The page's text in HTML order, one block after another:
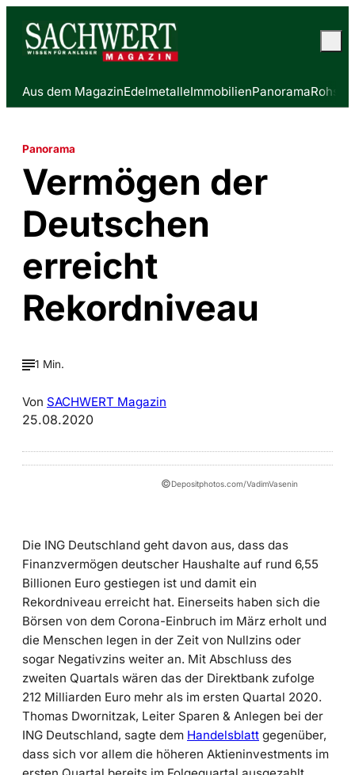
Aus dem MagazinEdelmetalleImmobilienPanorama
Panorama
Vermögen der
Deutschen
erreicht
Rekordniveau
1 Min.
Von SACHWERT Magazin
25.08.2020
©Depositphotos.com/VadimVasenin
Die ING Deutschland geht davon aus, dass das
Finanzvermögen deutscher Haushalte auf rund 6,55
Billionen Euro gestiegen ist und damit ein
Rekordniveau erreicht hat. Einerseits haben sich die
Börsen von dem Corona-Einbruch im März erholt und
die Menschen legen in der Zeit von Nullzins oder
sogar Negativzins weiter an. Mit Abschluss des
zweiten Quartals wären das der Direktbank zufolge
212 Milliarden Euro mehr als im ersten Quartal 2020.
Thomas Dwornitzak, Leiter Sparen & Anlegen bei der
ING Deutschland, sagte dem Handelsblatt gegenüber,
dass sich vor allem die höheren Aktieninvestments im